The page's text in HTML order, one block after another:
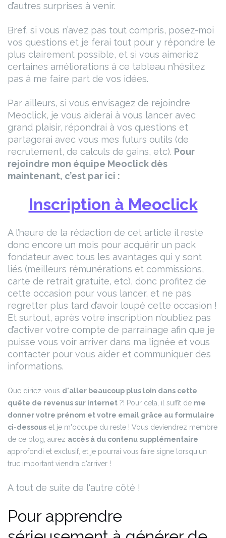
d’autres surprises à venir.
Bref, si vous n’avez pas tout compris, posez-moi
vos questions et je ferai tout pour y répondre le
plus clairement possible, et si vous aimeriez
certaines améliorations à ce tableau n’hésitez
pas à me faire part de vos idées.
Par ailleurs, si vous envisagez de rejoindre
Meoclick, je vous aiderai à vous lancer avec
grand plaisir, répondrai à vos questions et
partagerai avec vous mes futurs outils (de
recrutement, de calculs de gains, etc). Pour
rejoindre mon équipe Meoclick dès
maintenant, c’est par ici :
Inscription à Meoclick
A l’heure de la rédaction de cet article il reste
donc encore un mois pour acquérir un pack
fondateur avec tous les avantages qui y sont
liés (meilleurs rémunérations et commissions,
carte de retrait gratuite, etc), donc profitez de
cette occasion pour vous lancer, et ne pas
regretter plus tard d’avoir loupé cette occasion !
Et surtout, après votre inscription n’oubliez pas
d’activer votre compte de parrainage afin que je
puisse vous voir arriver dans ma lignée et vous
contacter pour vous aider et communiquer des
informations.
Que diriez-vous d'aller beaucoup plus loin dans cette
quête de revenus sur internet ?! Pour cela, il suffit de me
donner votre prénom et votre email grâce au formulaire
ci-dessous et je m'occupe du reste ! Vous deviendrez membre
de ce blog, aurez accès à du contenu supplémentaire
approfondi et exclusif, et je pourrai vous faire signe lorsqu'un
truc important viendra d'arriver !
A tout de suite de l'autre côté !
Pour apprendre